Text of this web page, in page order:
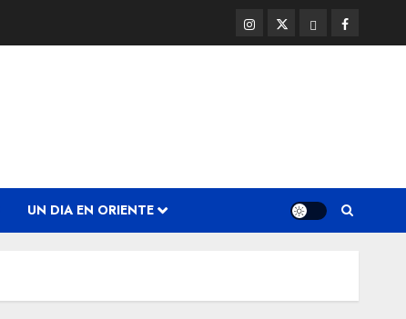
Instagram
@EnOriente
Twitter
(X)
ThreadsFacebook
UN DIA EN ORIENTE